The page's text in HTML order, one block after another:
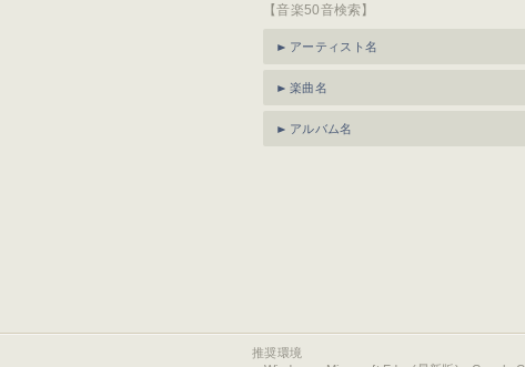
【音楽50音検索】
アーティスト名
楽曲名
アルバム名
推奨環境